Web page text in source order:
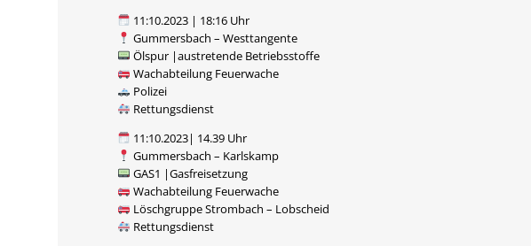
11:10.2023 | 18:16 Uhr
Gummersbach – Westtangente
Ölspur |austretende Betriebsstoffe
Wachabteilung Feuerwache
Polizei
Rettungsdienst
11:10.2023| 14.39 Uhr
Gummersbach – Karlskamp
GAS1 |Gasfreisetzung
Wachabteilung Feuerwache
Löschgruppe Strombach – Lobscheid
Rettungsdienst